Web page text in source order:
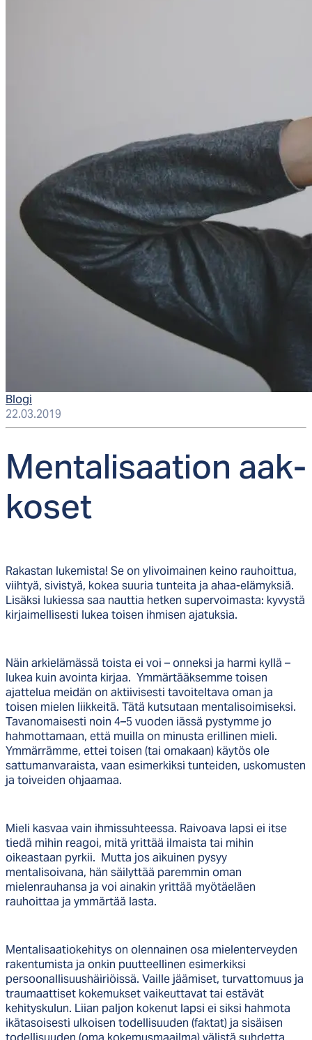
Blogi
22.03.2019
Men­ta­li­saa­tion aak­
ko­set
Rakastan lukemista! Se on ylivoimainen keino rauhoittua,
viihtyä, sivistyä, kokea suuria tunteita ja ahaa-elämyksiä.
Lisäksi lukiessa saa nauttia hetken supervoimasta: kyvystä
kirjaimellisesti lukea toisen ihmisen ajatuksia.
Näin arkielämässä toista ei voi – onneksi ja harmi kyllä –
lukea kuin avointa kirjaa. Ymmärtääksemme toisen
ajattelua meidän on aktiivisesti tavoiteltava oman ja
toisen mielen liikkeitä. Tätä kutsutaan mentalisoimiseksi.
Tavanomaisesti noin 4–5 vuoden iässä pystymme jo
hahmottamaan, että muilla on minusta erillinen mieli.
Ymmärrämme, ettei toisen (tai omakaan) käytös ole
sattumanvaraista, vaan esimerkiksi tunteiden, uskomusten
ja toiveiden ohjaamaa.
Mieli kasvaa vain ihmissuhteessa. Raivoava lapsi ei itse
tiedä mihin reagoi, mitä yrittää ilmaista tai mihin
oikeastaan pyrkii. Mutta jos aikuinen pysyy
mentalisoivana, hän säilyttää paremmin oman
mielenrauhansa ja voi ainakin yrittää myötäeläen
rauhoittaa ja ymmärtää lasta.
Mentalisaatiokehitys on olennainen osa mielenterveyden
rakentumista ja onkin puutteellinen esimerkiksi
persoonallisuushäiriöissä. Vaille jäämiset, turvattomuus ja
traumaattiset kokemukset vaikeuttavat tai estävät
kehityskulun. Liian paljon kokenut lapsi ei siksi hahmota
ikätasoisesti ulkoisen todellisuuden (faktat) ja sisäisen